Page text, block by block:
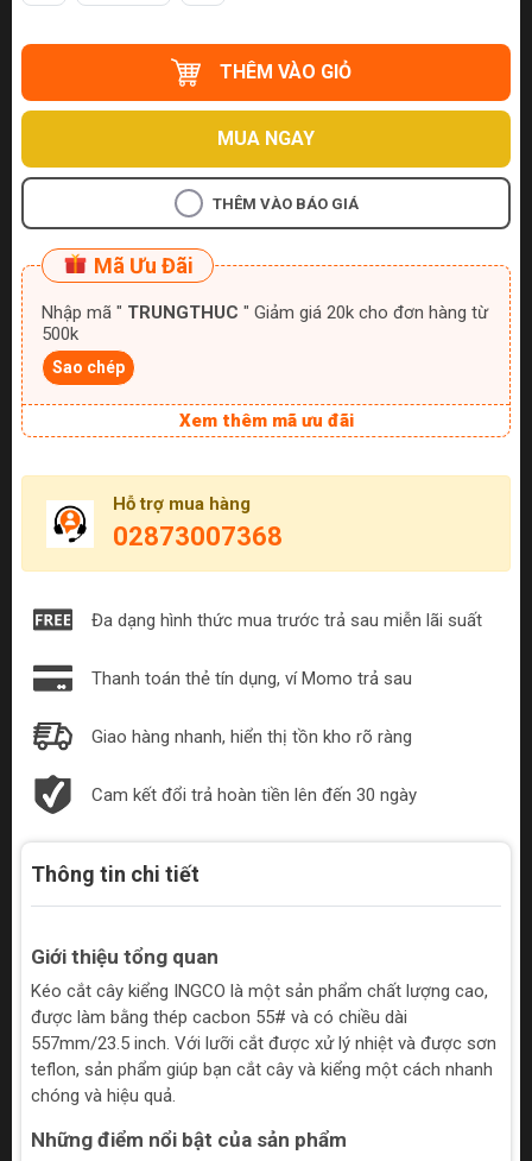
THÊM VÀO GIỎ
MUA NGAY
THÊM VÀO BÁO GIÁ
Mã Ưu Đãi
Nhập mã " TRUNGTHUC " Giảm giá 20k cho đơn hàng từ
500k
Sao chép
Xem thêm mã ưu đãi
Hỗ trợ mua hàng
02873007368
Đa dạng hình thức mua trước trả sau miễn lãi suất
Thanh toán thẻ tín dụng, ví Momo trả sau
Giao hàng nhanh, hiển thị tồn kho rõ ràng
Cam kết đổi trả hoàn tiền lên đến 30 ngày
Thông tin chi tiết
Giới thiệu tổng quan
Kéo cắt cây kiểng INGCO là một sản phẩm chất lượng cao,
được làm bằng thép cacbon 55# và có chiều dài
557mm/23.5 inch. Với lưỡi cắt được xử lý nhiệt và được sơn
teflon, sản phẩm giúp bạn cắt cây và kiểng một cách nhanh
chóng và hiệu quả.
Những điểm nổi bật của sản phẩm